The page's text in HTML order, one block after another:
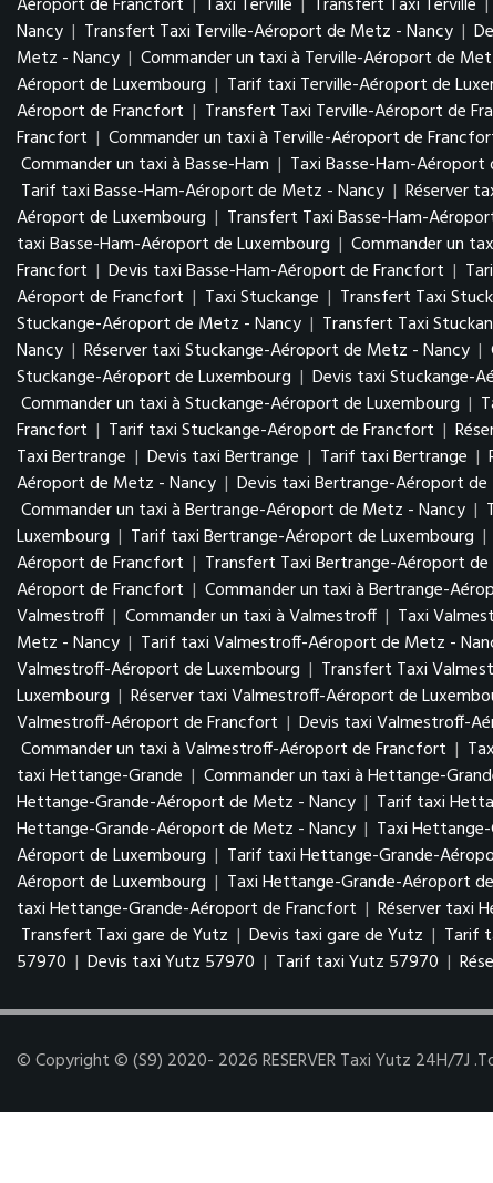
Nancy | Transfert Taxi Terville-Aéroport de Metz - Nancy |
Metz - Nancy | Commander un taxi à Terville-Aéroport de
Aéroport de Luxembourg | Tarif taxi Terville-Aéroport de
Aéroport de Francfort | Transfert Taxi Terville-Aéroport de
Francfort | Commander un taxi à Terville-Aéroport de
Commander un taxi à Basse-Ham | Taxi Basse-Ham-
Tarif taxi Basse-Ham-Aéroport de Metz - Nancy | Réserver
Aéroport de Luxembourg | Transfert Taxi Basse-Ham-
taxi Basse-Ham-Aéroport de Luxembourg | Commander un
Francfort | Devis taxi Basse-Ham-Aéroport de Francfort |
Aéroport de Francfort | Taxi Stuckange | Transfert Taxi
Stuckange-Aéroport de Metz - Nancy | Transfert Taxi
Nancy | Réserver taxi Stuckange-Aéroport de Metz - Nancy |
Stuckange-Aéroport de Luxembourg | Devis taxi Stuckange-
Commander un taxi à Stuckange-Aéroport de Luxembourg |
Francfort | Tarif taxi Stuckange-Aéroport de Francfort |
Taxi Bertrange | Devis taxi Bertrange | Tarif taxi Bertrange |
Aéroport de Metz - Nancy | Devis taxi Bertrange-Aéroport
Commander un taxi à Bertrange-Aéroport de Metz - Nancy |
Luxembourg | Tarif taxi Bertrange-Aéroport de Luxembourg |
Aéroport de Francfort | Transfert Taxi Bertrange-Aéroport
Aéroport de Francfort | Commander un taxi à Bertrange-
Valmestroff | Commander un taxi à Valmestroff | Taxi
Metz - Nancy | Tarif taxi Valmestroff-Aéroport de Metz -
Valmestroff-Aéroport de Luxembourg | Transfert Taxi
Luxembourg | Réserver taxi Valmestroff-Aéroport de
Valmestroff-Aéroport de Francfort | Devis taxi Valmestroff-
Commander un taxi à Valmestroff-Aéroport de Francfort |
taxi Hettange-Grande | Commander un taxi à Hettange-
Hettange-Grande-Aéroport de Metz - Nancy | Tarif taxi
Hettange-Grande-Aéroport de Metz - Nancy | Taxi
Aéroport de Luxembourg | Tarif taxi Hettange-Grande-
Aéroport de Luxembourg | Taxi Hettange-Grande-Aéroport
taxi Hettange-Grande-Aéroport de Francfort | Réserver taxi
Transfert Taxi gare de Yutz | Devis taxi gare de Yutz | Tarif
57970 | Devis taxi Yutz 57970 | Tarif taxi Yutz 57970 |
© Copyright © (S9) 2020- 2026 RESERVER Taxi Yutz 24H/7J